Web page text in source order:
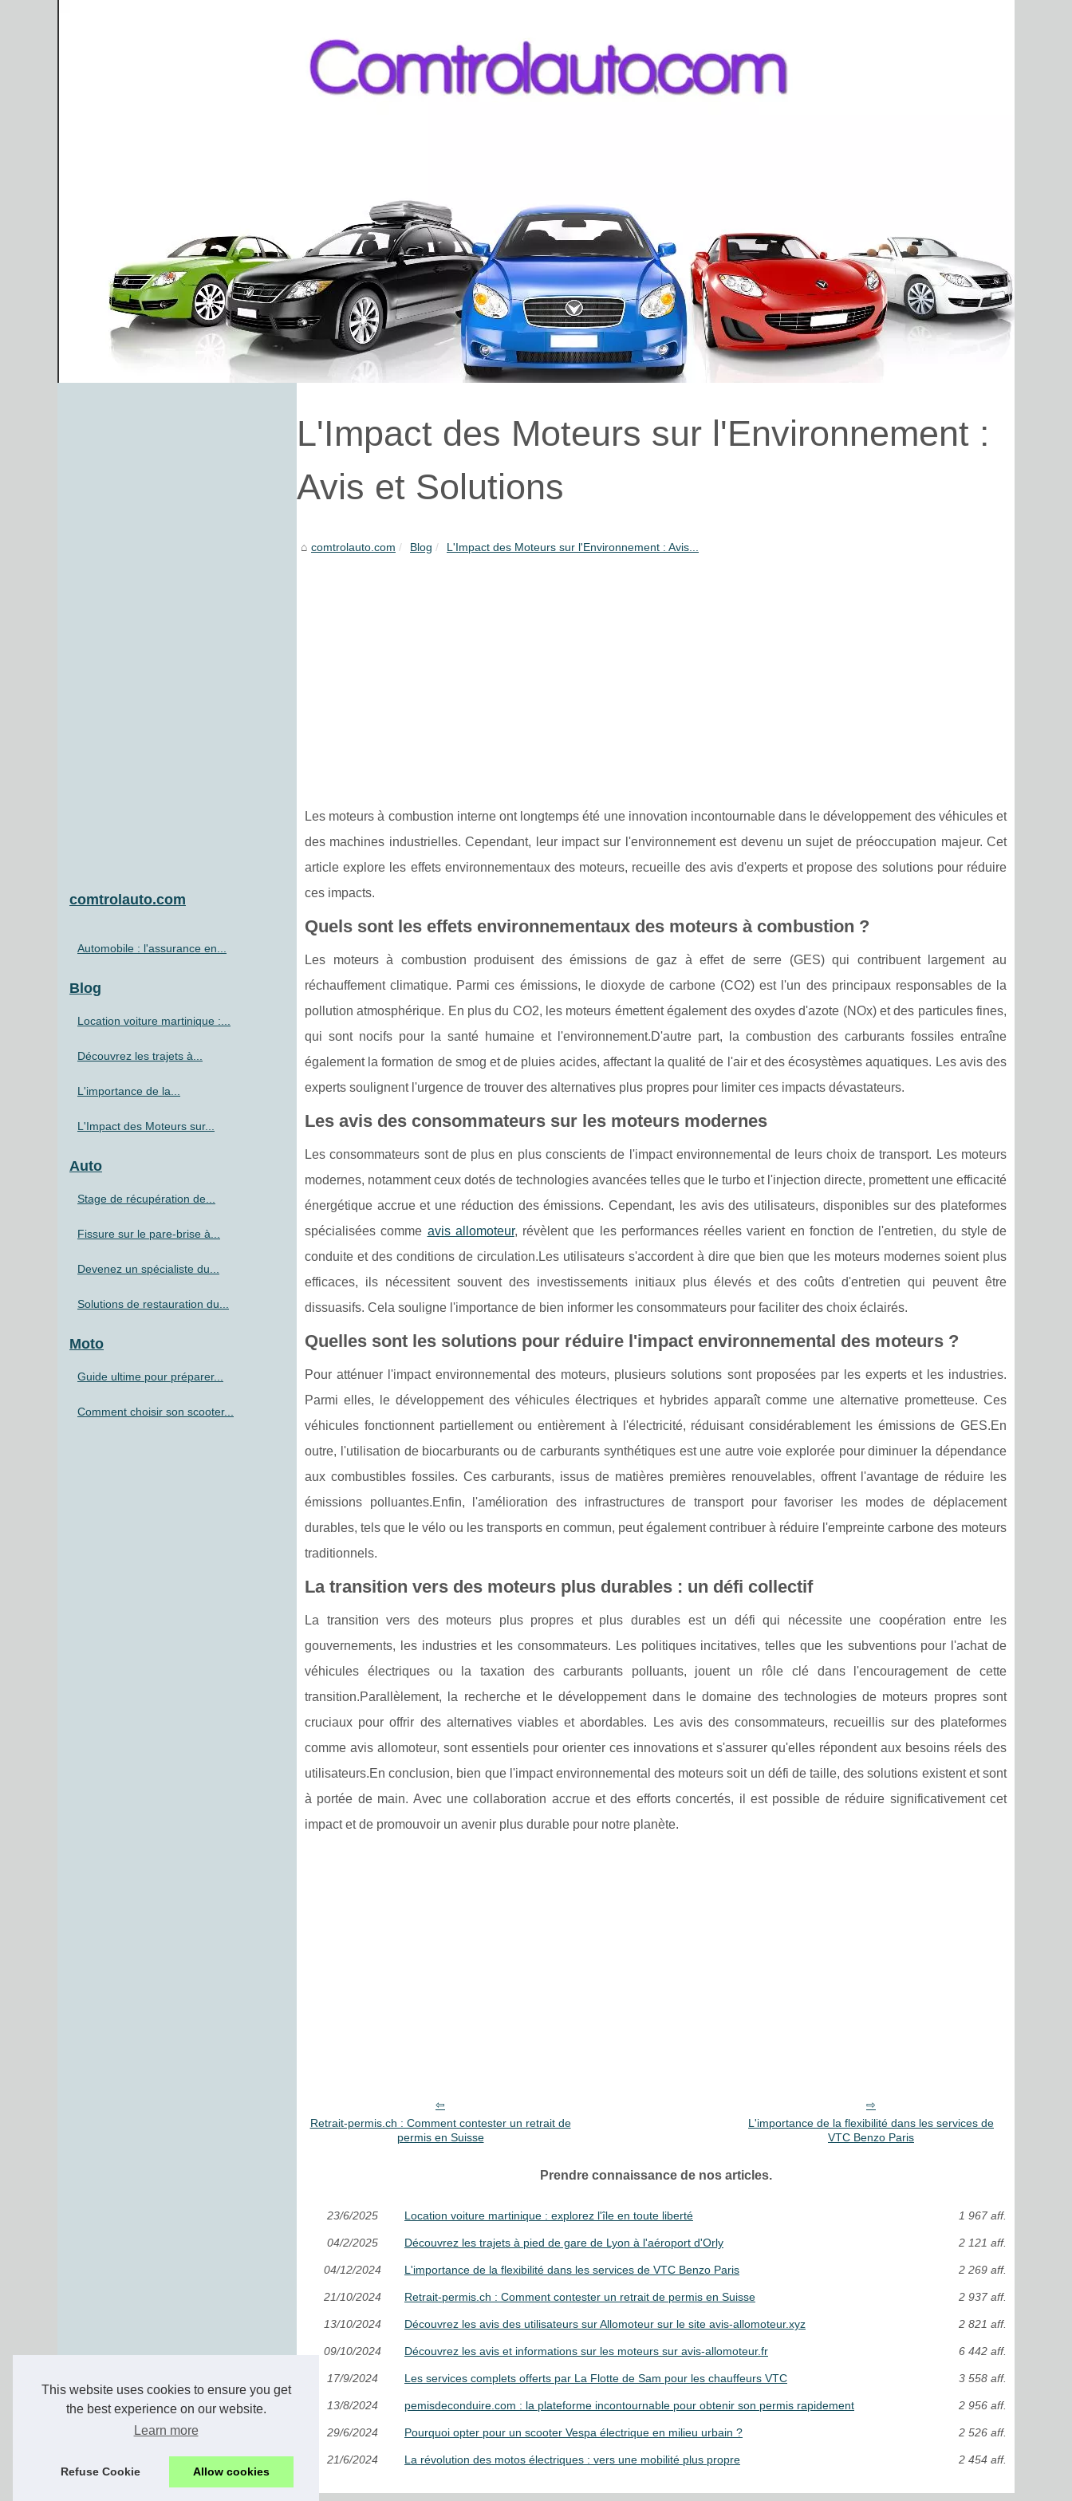
This website uses cookies to ensure you get
the best experience on our website.
Learn more
Refuse Cookie Allow cookies
L'Impact des Moteurs sur l'Environnement :
Avis et Solutions
comtrolauto.com Blog L'Impact des Moteurs sur l'Environnement : Avis...
Les moteurs à combustion interne ont longtemps été une innovation incontournable dans le développement des véhicules et
des machines industrielles. Cependant, leur impact sur l'environnement est devenu un sujet de préoccupation majeur. Cet
article explore les effets environnementaux des moteurs, recueille des avis d'experts et propose des solutions pour réduire
ces impacts.
Quels sont les effets environnementaux des moteurs à combustion ?
Les moteurs à combustion produisent des émissions de gaz à effet de serre (GES) qui contribuent largement au
réchauffement climatique. Parmi ces émissions, le dioxyde de carbone (CO2) est l'un des principaux responsables de la
pollution atmosphérique. En plus du CO2, les moteurs émettent également des oxydes d'azote (NOx) et des particules fines,
qui sont nocifs pour la santé humaine et l'environnement.D'autre part, la combustion des carburants fossiles entraîne
également la formation de smog et de pluies acides, affectant la qualité de l'air et des écosystèmes aquatiques. Les avis des
experts soulignent l'urgence de trouver des alternatives plus propres pour limiter ces impacts dévastateurs.
Les avis des consommateurs sur les moteurs modernes
Les consommateurs sont de plus en plus conscients de l'impact environnemental de leurs choix de transport. Les moteurs
modernes, notamment ceux dotés de technologies avancées telles que le turbo et l'injection directe, promettent une efficacité
énergétique accrue et une réduction des émissions. Cependant, les avis des utilisateurs, disponibles sur des plateformes
spécialisées comme avis allomoteur, révèlent que les performances réelles varient en fonction de l'entretien, du style de
conduite et des conditions de circulation.Les utilisateurs s'accordent à dire que bien que les moteurs modernes soient plus
efficaces, ils nécessitent souvent des investissements initiaux plus élevés et des coûts d'entretien qui peuvent être
dissuasifs. Cela souligne l'importance de bien informer les consommateurs pour faciliter des choix éclairés.
Quelles sont les solutions pour réduire l'impact environnemental des moteurs ?
Pour atténuer l'impact environnemental des moteurs, plusieurs solutions sont proposées par les experts et les industries.
Parmi elles, le développement des véhicules électriques et hybrides apparaît comme une alternative prometteuse. Ces
véhicules fonctionnent partiellement ou entièrement à l'électricité, réduisant considérablement les émissions de GES.En
outre, l'utilisation de biocarburants ou de carburants synthétiques est une autre voie explorée pour diminuer la dépendance
aux combustibles fossiles. Ces carburants, issus de matières premières renouvelables, offrent l'avantage de réduire les
émissions polluantes.Enfin, l'amélioration des infrastructures de transport pour favoriser les modes de déplacement
durables, tels que le vélo ou les transports en commun, peut également contribuer à réduire l'empreinte carbone des moteurs
traditionnels.
La transition vers des moteurs plus durables : un défi collectif
La transition vers des moteurs plus propres et plus durables est un défi qui nécessite une coopération entre les
gouvernements, les industries et les consommateurs. Les politiques incitatives, telles que les subventions pour l'achat de
véhicules électriques ou la taxation des carburants polluants, jouent un rôle clé dans l'encouragement de cette
transition.Parallèlement, la recherche et le développement dans le domaine des technologies de moteurs propres sont
cruciaux pour offrir des alternatives viables et abordables. Les avis des consommateurs, recueillis sur des plateformes
comme avis allomoteur, sont essentiels pour orienter ces innovations et s'assurer qu'elles répondent aux besoins réels des
utilisateurs.En conclusion, bien que l'impact environnemental des moteurs soit un défi de taille, des solutions existent et sont
à portée de main. Avec une collaboration accrue et des efforts concertés, il est possible de réduire significativement cet
impact et de promouvoir un avenir plus durable pour notre planète.
Retrait-permis.ch : Comment contester un retrait de
permis en Suisse
L'importance de la flexibilité dans les services de
VTC Benzo Paris
Prendre connaissance de nos articles.
23/6/2025 Location voiture martinique : explorez l'île en toute liberté 1 967 aff.
04/2/2025 Découvrez les trajets à pied de gare de Lyon à l'aéroport d'Orly 2 121 aff.
04/12/2024 L'importance de la flexibilité dans les services de VTC Benzo Paris 2 269 aff.
21/10/2024 Retrait-permis.ch : Comment contester un retrait de permis en Suisse 2 937 aff.
13/10/2024 Découvrez les avis des utilisateurs sur Allomoteur sur le site avis-allomoteur.xyz 2 821 aff.
09/10/2024 Découvrez les avis et informations sur les moteurs sur avis-allomoteur.fr 6 442 aff.
17/9/2024 Les services complets offerts par La Flotte de Sam pour les chauffeurs VTC 3 558 aff.
13/8/2024 pemisdeconduire.com : la plateforme incontournable pour obtenir son permis rapidement 2 956 aff.
29/6/2024 Pourquoi opter pour un scooter Vespa électrique en milieu urbain ? 2 526 aff.
21/6/2024 La révolution des motos électriques : vers une mobilité plus propre 2 454 aff.
comtrolauto.com
Automobile : l'assurance en...
Blog
Location voiture martinique :...
Découvrez les trajets à...
L'importance de la...
L'Impact des Moteurs sur...
Auto
Stage de récupération de...
Fissure sur le pare-brise à...
Devenez un spécialiste du...
Solutions de restauration du...
Moto
Guide ultime pour préparer...
Comment choisir son scooter...